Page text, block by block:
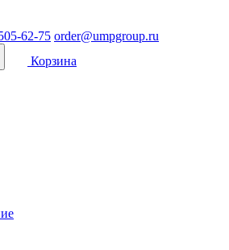
62-75 order@umpgroup.ru
Корзина